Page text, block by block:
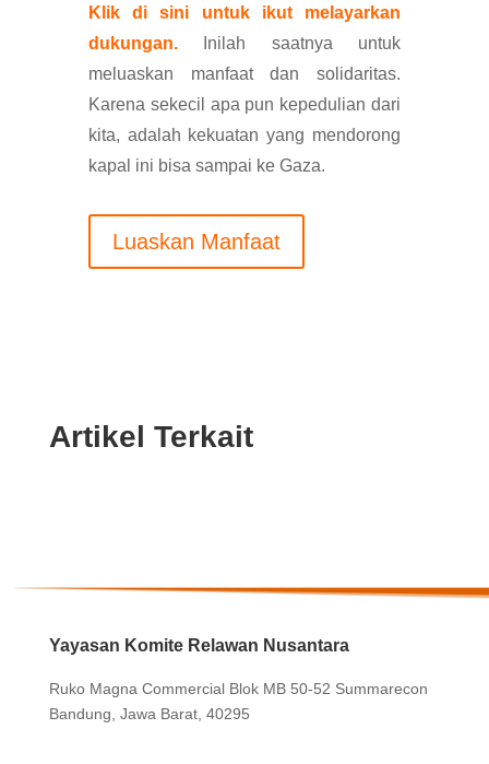
Klik di sini untuk ikut melayarkan
dukungan.Inilah saatnya untuk
meluaskan manfaat dan solidaritas.
Karena sekecil apa pun kepedulian dari
kita, adalah kekuatan yang mendorong
kapal ini bisa sampai ke Gaza.
Luaskan Manfaat
Artikel Terkait
Yayasan Komite Relawan Nusantara
Ruko Magna Commercial Blok MB 50-52 Summarecon
Bandung, Jawa Barat, 40295